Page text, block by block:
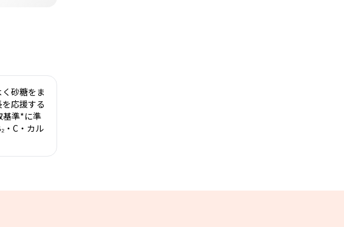
砂糖をま
応援する
基準*に準
・C・カル